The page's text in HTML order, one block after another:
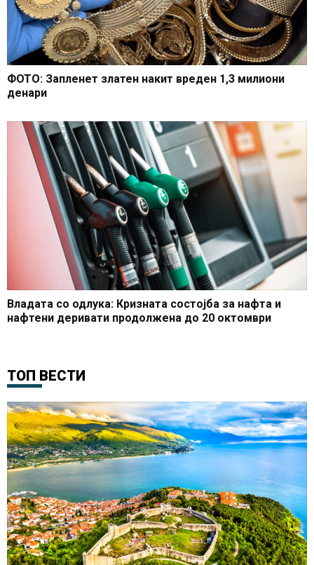
ФОТО: Запленет златен накит вреден 1,3 милиони
денари
Владата со одлука: Кризната состојба за нафта и
нафтени деривати продолжена до 20 октомври
ТОП ВЕСТИ